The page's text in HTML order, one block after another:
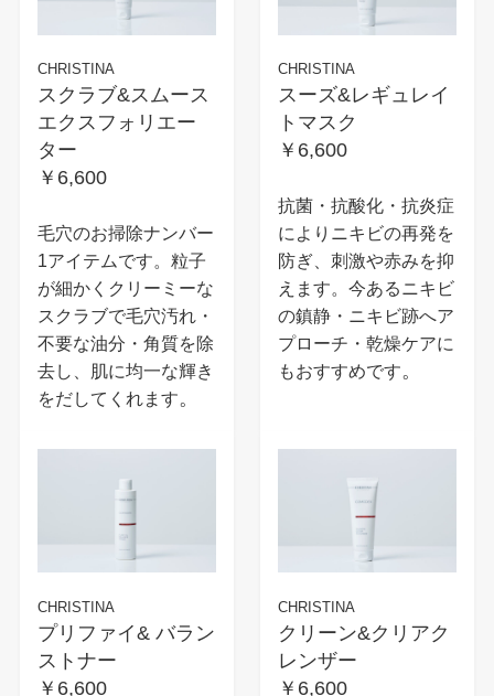
CHRISTINA
スクラブ&スムース
エクスフォリエー
ター
￥6,600
毛穴のお掃除ナンバー
1アイテムです。粒子
が細かくクリーミーな
スクラブで毛穴汚れ・
不要な油分・角質を除
去し、肌に均一な輝き
をだしてくれます。
CHRISTINA
スーズ&レギュレイ
トマスク
￥6,600
抗菌・抗酸化・抗炎症
によりニキビの再発を
防ぎ、刺激や赤みを抑
えます。今あるニキビ
の鎮静・ニキビ跡へア
プローチ・乾燥ケアに
もおすすめです。
CHRISTINA
プリファイ& バラン
ストナー
￥6,600
CHRISTINA
クリーン&クリアク
レンザー
￥6,600